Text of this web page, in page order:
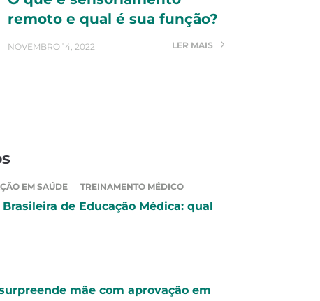
remoto e qual é sua função?
NOVEMBRO 14, 2022 LER MAIS
EM SAÚDE TREINAMENTO MÉDICO
de Educação Médica: qual
mãe com aprovação em